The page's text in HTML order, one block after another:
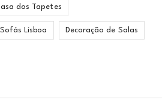
dos Tapetes
Sofás Lisboa Decoração de Salas